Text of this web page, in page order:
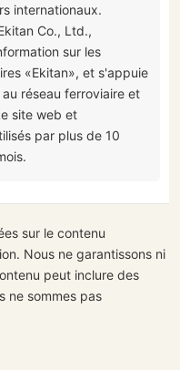
internationaux.
Co., Ltd.,
sur les
«Ekitan», et s'appuie
réseau ferroviaire et
site web et
par plus de 10
sur le contenu
Nous ne garantissons ni
peut inclure des
ne sommes pas